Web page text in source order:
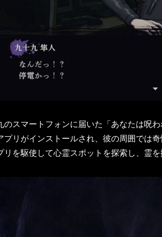
のスマートフォンに届いた「あなたは呪
プリがインストールされ、彼の周囲では
リを駆使して心霊スポットを探索し、霊